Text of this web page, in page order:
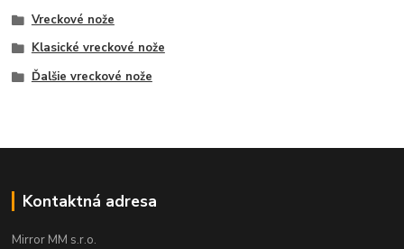
Vreckové nože
Klasické vreckové nože
Ďalšie vreckové nože
Kontaktná adresa
Mirror MM s.r.o.